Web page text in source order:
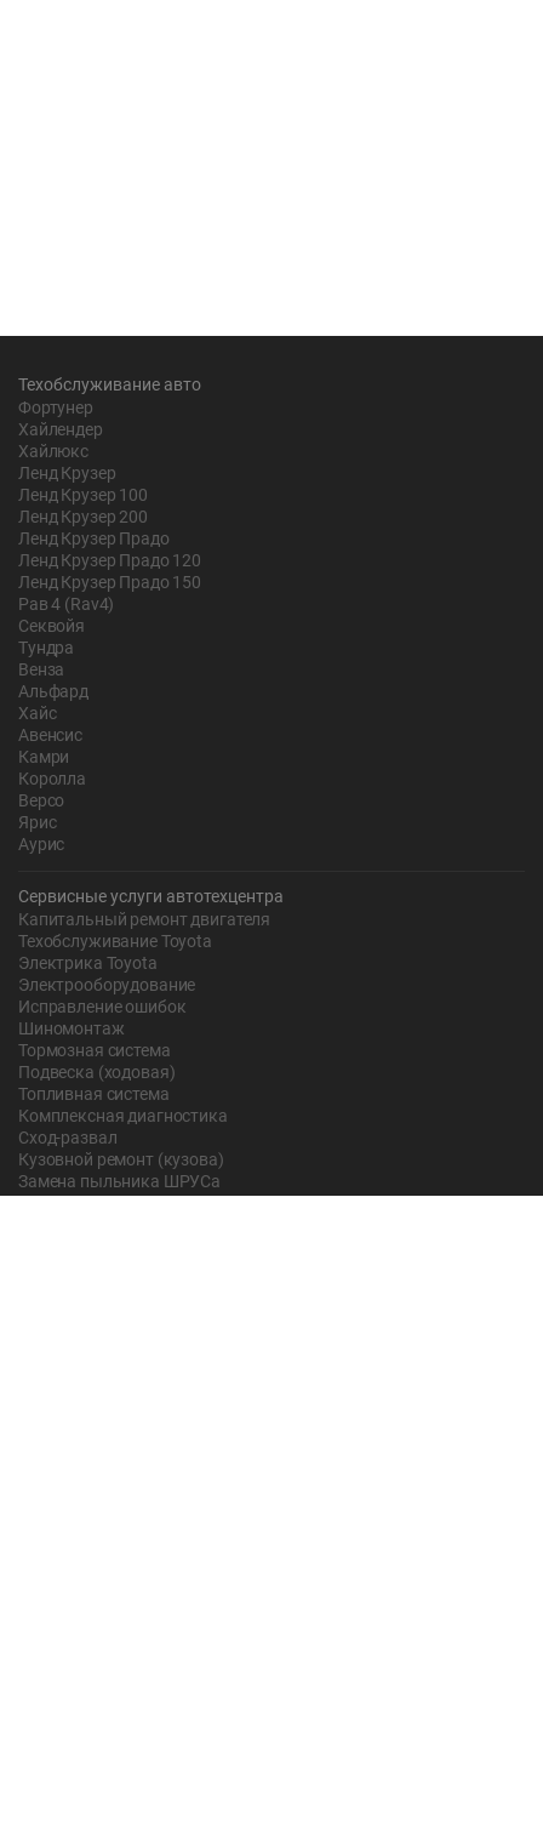
Техобслуживание авто
Фортунер
Хайлендер
Хайлюкс
Ленд Крузер
Ленд Крузер 100
Ленд Крузер 200
Ленд Крузер Прадо
Ленд Крузер Прадо 120
Ленд Крузер Прадо 150
Рав 4 (Rav4)
Секвойя
Тундра
Венза
Альфард
Хайс
Авенсис
Камри
Королла
Версо
Ярис
Аурис
Сервисные услуги автотехцентра
Капитальный ремонт двигателя
Техобслуживание Toyota
Электрика Toyota
Электрооборудование
Исправление ошибок
Шиномонтаж
Тормозная система
Подвеска (ходовая)
Топливная система
Комплексная диагностика
Сход-развал
Кузовной ремонт (кузова)
Замена пыльника ШРУСа